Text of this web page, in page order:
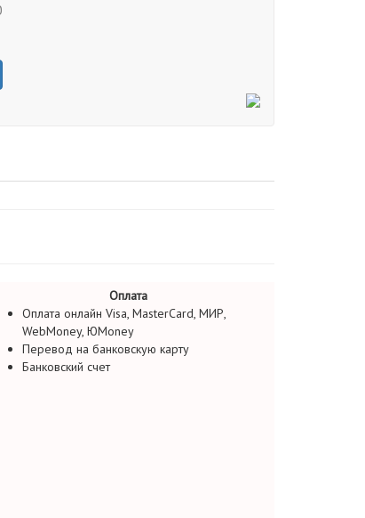
Оплата
Оплата онлайн Visa, MasterCard, МИР,
WebMoney, ЮMoney
Перевод на банковскую карту
Банковский счет